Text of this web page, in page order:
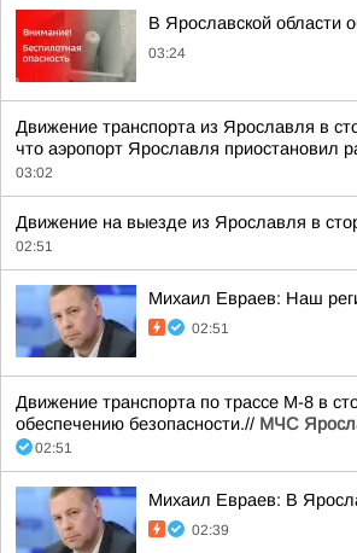
В Ярославской области
03:24
Движение транспорта из Ярославля в
что аэропорт Ярославля приостановил
03:02
Движение на выезде из Ярославля в
02:51
Михаил Евраев: Наш
02:51
Движение транспорта по трассе М-8 в
обеспечению безопасности.// МЧС
02:51
Михаил Евраев: В
02:39